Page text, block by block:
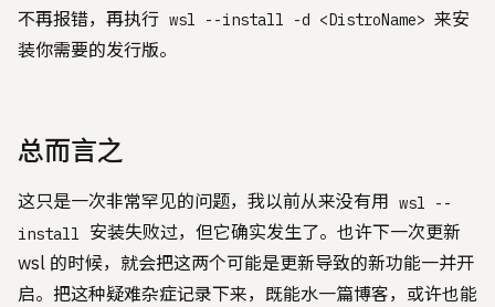
不再报错，再执行 wsl --install -d <DistroName> 来安
装你需要的发行版。
总而言之
这只是一次非常罕见的问题，我以前从来没有用 wsl --
install
安装失败过，但它确实发生了。也许下一次更新
wsl 的时候，就会把这两个可能是更新导致的新功能一并开
启。把这种疑难杂症记录下来，既能水一篇博客，或许也能